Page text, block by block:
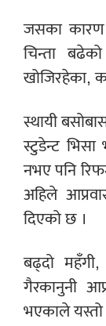
जसका कारण
चिन्ता
खोजिरहेका,
स्थायी
स्टुडेन्ट
नभए पनि
अहिले
दिएको छ ।
बढ्दो
गैरकानुनी
भएकाले